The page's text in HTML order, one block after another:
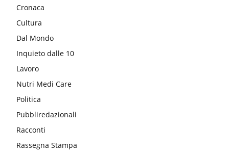
Cronaca
Cultura
Dal Mondo
Inquieto dalle 10
Lavoro
Nutri Medi Care
Politica
Pubbliredazionali
Racconti
Rassegna Stampa